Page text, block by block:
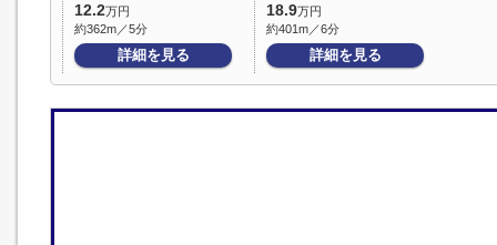
12.2万円
約362m／5分
詳細を見る
18.9万円
約401m／6分
詳細を見る